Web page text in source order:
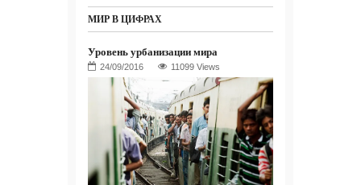
МИР В ЦИФРАХ
Уровень урбанизации мира
11099 Views